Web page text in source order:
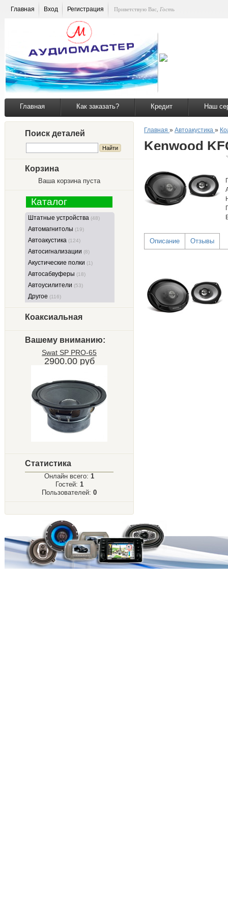
Главная Вход Регистрация Приветствую Вас Гость
Главная Как заказать? Кредит Наш
Поиск деталей
Корзина
Ваша корзина пуста
Каталог
Штатные устройства (48)
Автомагнитолы (19)
Автоакустика (124)
Автосигнализации (8)
Акустические полки (1)
Автосабвуферы (18)
Автоусилители (53)
Другое (116)
Коаксиальная
Вашему вниманию:
Swat SP PRO-65
2900.00 руб
Статистика
Онлайн всего: 1
Гостей: 1
Пользователей: 0
Главная » Автоакустика »
Kenwood
Описание Отзывы